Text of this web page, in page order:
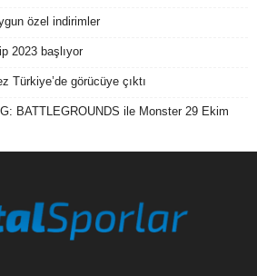
özel indirimler
2023 başlıyor
Türkiye’de görücüye çıktı
BATTLEGROUNDS ile Monster 29 Ekim